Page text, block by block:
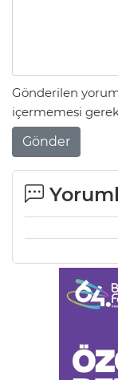
Gönderilen
içermemesi
Gönder